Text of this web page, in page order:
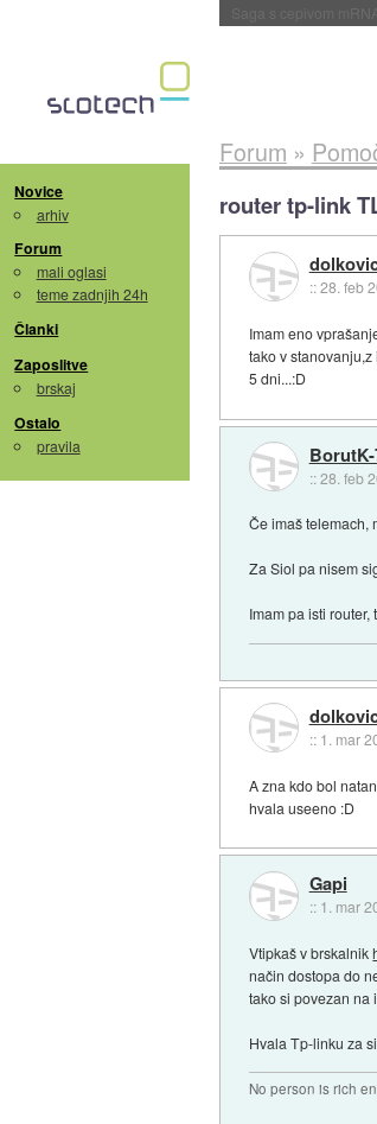
Novice
arhiv
Forum
mali oglasi
teme zadnjih 24h
Članki
Zaposlitve
brskaj
Ostalo
pravila
Forum »
router tp-link
::28. feb
Imam eno
tako v
5 dni...:D
::28. feb
Če imaš telemach,
Za Siol pa nisem
Imam pa isti
:: 1. mar
A zna kdo bol
hvala useeno :D
Gapi
:: 1. mar
Vtipkaš v brskalnik
način dostopa do
tako si povezan na
Hvala Tp-linku za
No person is rich